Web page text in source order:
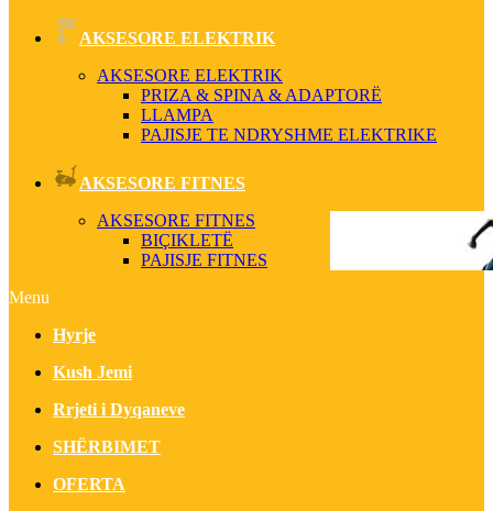
AKSESORE ELEKTRIK
AKSESORE ELEKTRIK
PRIZA & SPINA & ADAPTORË
LLAMPA
PAJISJE TE NDRYSHME ELEKTRIKE
AKSESORE FITNES
AKSESORE FITNES
BIÇIKLETË
PAJISJE FITNES
Menu
Hyrje
Kush Jemi
Rrjeti i Dyqaneve
SHËRBIMET
OFERTA